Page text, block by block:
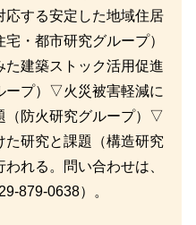
する安定した地域住居
・都市研究グループ）
建築ストック活用促進
ープ）▽火災被害軽減に
（防火研究グループ）▽
研究と課題（構造研究
れる。問い合わせは、
879-0638）。